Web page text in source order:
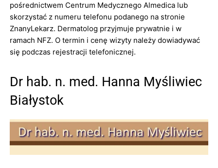
pośrednictwem Centrum Medycznego Almedica lub
skorzystać z numeru telefonu podanego na stronie
ZnanyLekarz. Dermatolog przyjmuje prywatnie i w
ramach NFZ. O termin i cenę wizyty należy dowiadywać
się podczas rejestracji telefonicznej.
Dr hab. n. med. Hanna Myśliwiec
Białystok